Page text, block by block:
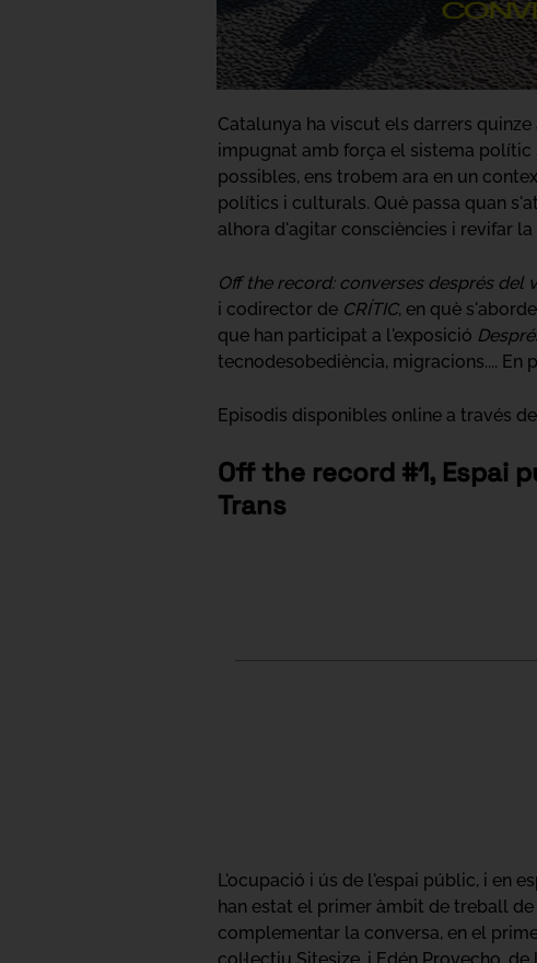
Catalunya ha viscut els darrers
impugnat amb força el sistema polític
possibles, ens trobem ara en un
polítics i culturals. Què passa quan
alhora d'agitar consciències i revifar la
Off the record: converses després del
i codirector de CRÍTIC, en què
que han participat a l'exposició
tecnodesobediència, migracions....
Episodis disponibles online a través
Off the record #1, Espai
Trans
L'ocupació i ús de l'espai públic, i en
han estat el primer àmbit de treball
complementar la conversa, en el